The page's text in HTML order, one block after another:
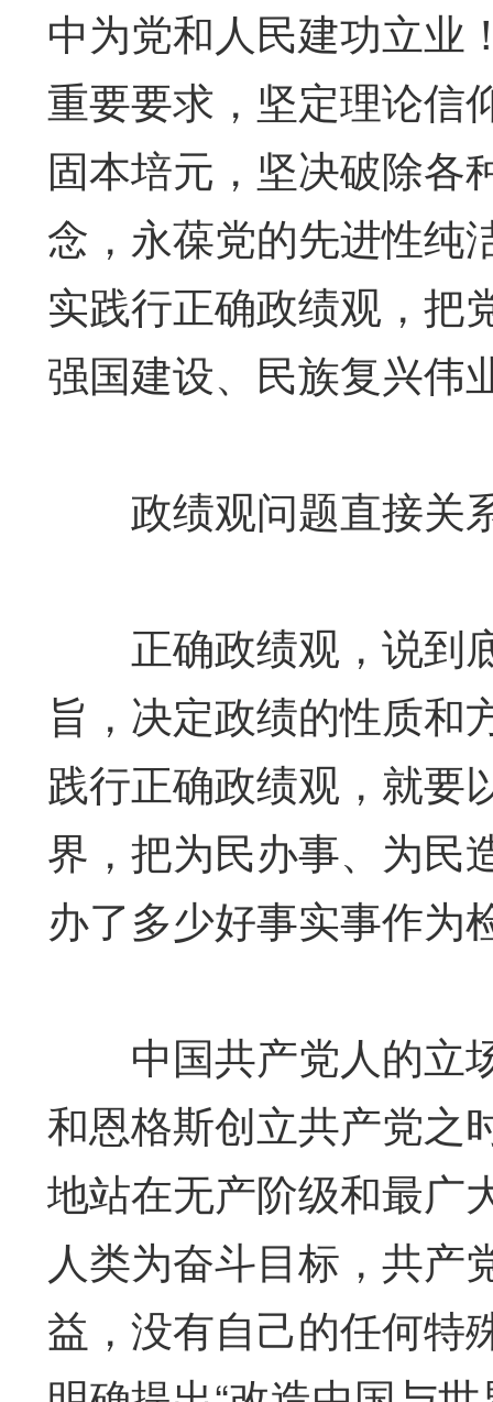
中为党和人民建功立业
重要要求，坚定理论信
固本培元，坚决破除各
念，永葆党的先进性纯
实践行正确政绩观，把
强国建设、民族复兴伟
政绩观问题直接关
正确政绩观，说到
旨，决定政绩的性质和
践行正确政绩观，就要
界，把为民办事、为民
办了多少好事实事作为
中国共产党人的立
和恩格斯创立共产党之
地站在无产阶级和最广
人类为奋斗目标，共产
益，没有自己的任何特